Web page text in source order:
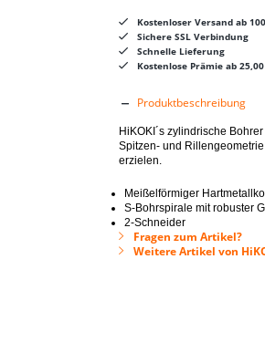
Kostenloser Versand ab
Sichere SSL Verbindung
Schnelle Lieferung
Kostenlose Prämie ab 25,00
Produktbeschreibung
HiKOKI´s zylindrische
Spitzen- und
erzielen.
Meißelförmiger
S-Bohrspirale mit robuster
2-Schneider
Fragen zum Artikel?
Weitere Artikel von